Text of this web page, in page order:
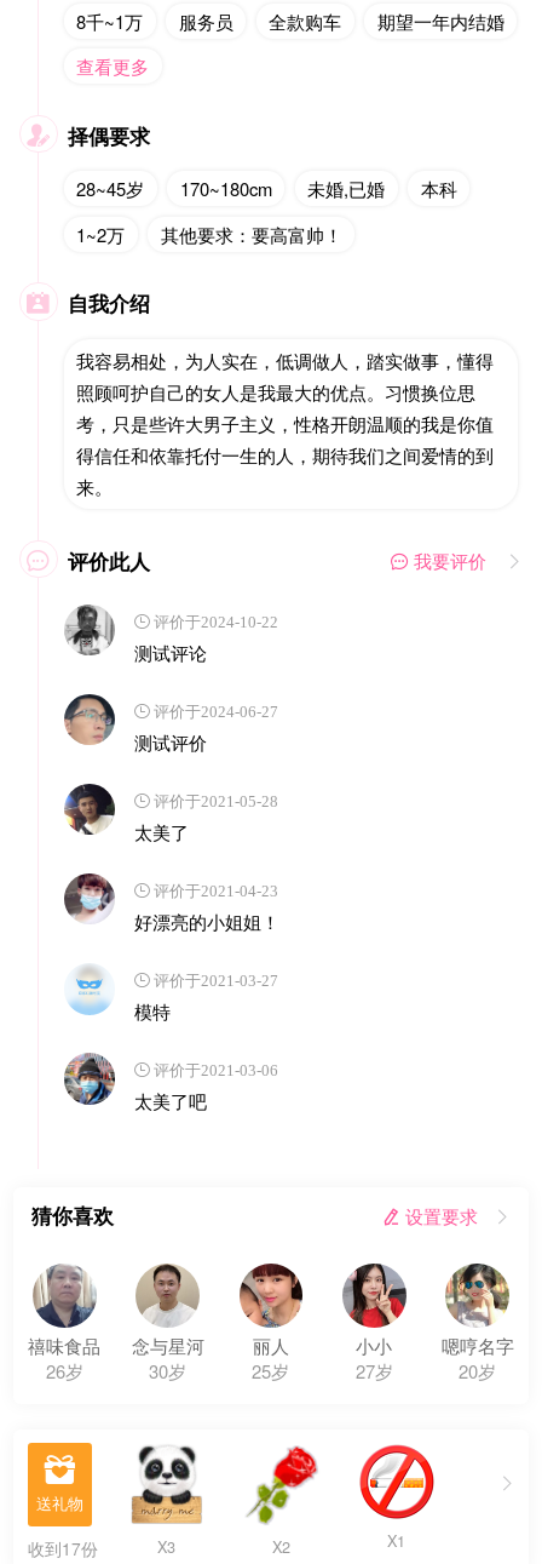
8千~1万
服务员 全款购车
期望一年内结婚
查看更多
 择偶要求
28~45岁 170~180cm 未婚,已婚
本科
1~2万
其他要求：要高富帅！
 自我介绍
我容易相处，为人实在，低调做人，踏实做事，懂得
照顾呵护自己的女人是我最大的优点。习惯换位思
考，只是些许大男子主义，性格开朗温顺的我是你值
得信任和依靠托付一生的人，期待我们之间爱情的到
来。
 评价此人  我要评价 
 评价于2024-10-22
测试评论
 评价于2024-06-27
测试评价
 评价于2021-05-28
太美了
 评价于2021-04-23
好漂亮的小姐姐！
 评价于2021-03-27
模特
 评价于2021-03-06
太美了吧
猜你喜欢  设置要求 
禧味食品
26岁
念与星河
30岁
丽人
25岁
小小
27岁
嗯哼名字
20岁

收到17份 X3 X2 X1